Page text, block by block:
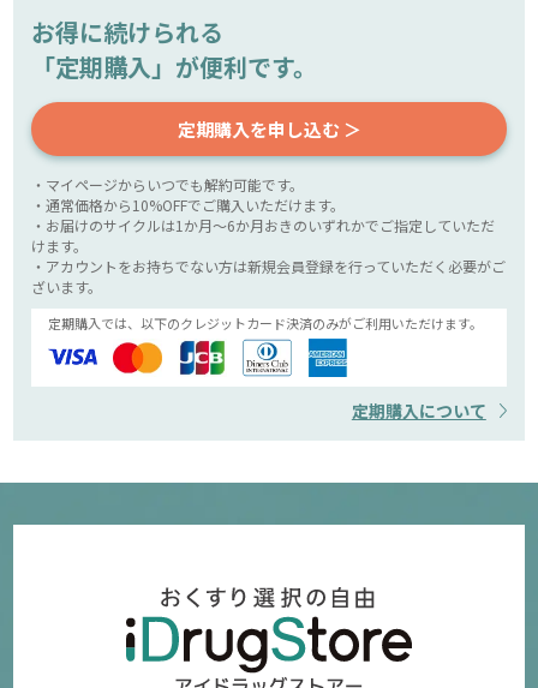
お得に続けられる
「定期購入」が便利です。
定期購入を申し込む ＞
・マイページからいつでも解約可能です。
・通常価格から10%OFFでご購入いただけます。
・お届けのサイクルは1か月～6か月おきのいずれかでご指定していただ
けます。
・アカウントをお持ちでない方は新規会員登録を行っていただく必要がご
ざいます。
定期購入では、以下のクレジットカード決済のみがご利用いただけます。
定期購入について